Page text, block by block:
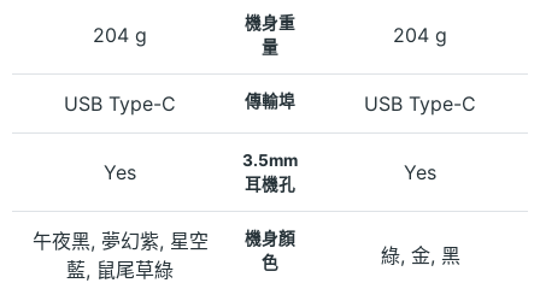
204 g
機身重
量
204 g
USB Type-C 傳輸埠 USB Type-C
Yes
3.5mm
耳機孔
Yes
午夜黑, 夢幻紫, 星空
藍, 鼠尾草綠
機身顏
色
綠, 金, 黑